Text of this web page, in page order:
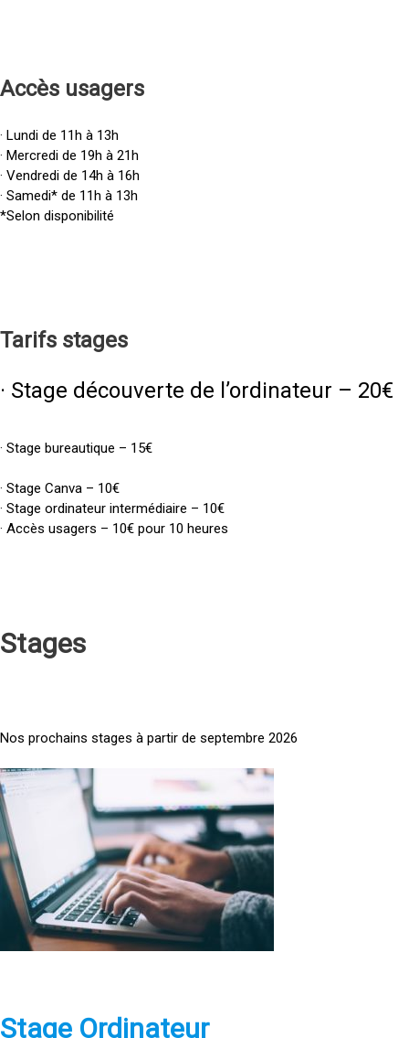
Accès usagers
· Lundi de 11h à 13h
· Mercredi de 19h à 21h
· Vendredi de 14h à 16h
· Samedi* de 11h à 13h
*Selon disponibilité
Tarifs stages
· Stage découverte de l’ordinateur – 20€
· Stage bureautique – 15€
· Stage Canva – 10€
· Stage ordinateur intermédiaire – 10€
· Accès usagers – 10€ pour 10 heures
Stages
Nos prochains stages à partir de septembre 2026
<
a
h
e
f
pStage Ordinateur